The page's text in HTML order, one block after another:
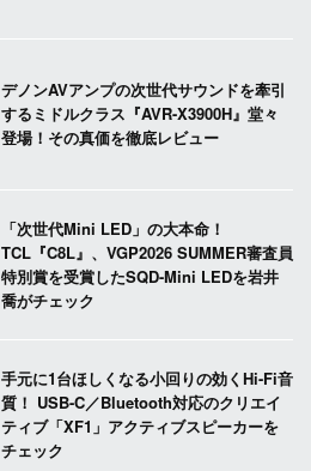
デノンAVアンプの次世代サウンドを牽引
するミドルクラス『AVR-X3900H』堂々
登場！その真価を徹底レビュー
「次世代Mini LED」の大本命！
TCL『C8L』、VGP2026 SUMMER審査員
特別賞を受賞したSQD-Mini LEDを岩井
喬がチェック
手元に1台ほしくなる小回りの効くHi-Fi音
質！ USB-C／Bluetooth対応のクリエイ
ティブ「XF1」アクティブスピーカーを
チェック